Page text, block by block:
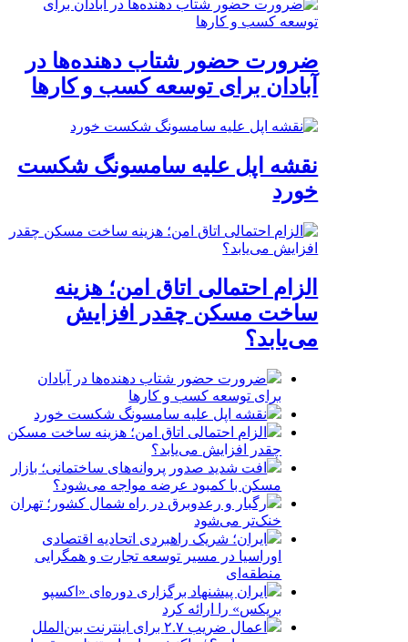
ضرورت حضور شتاب ‌دهنده‌ها در
آبادان برای توسعه کسب‌ و کارها
نقشه اپل علیه سامسونگ شکست
خورد
الزام احتمالی اتاق امن؛ هزینه
ساخت مسکن چقدر افزایش
می‌یابد؟
ضرورت حضور شتاب ‌دهنده‌ها در آبادان
برای توسعه کسب‌ و کارها
نقشه اپل علیه سامسونگ شکست خورد
الزام احتمالی اتاق امن؛ هزینه ساخت مسکن
چقدر افزایش می‌یابد؟
افت شدید صدور پروانه‌های ساختمانی؛ بازار
مسکن با کمبود عرضه مواجه می‌شود؟
رگبار و رعدوبرق در راه شمال کشور؛ تهران
خنک‌تر می‌شود
ایران؛ شریک راهبردی اتحادیه اقتصادی
اوراسیا در مسیر توسعه تجارت و همگرایی
منطقه‌ای
ایران پیشنهاد برگزاری دوره‌ای «اکسپو
بریکس» را ارائه کرد
اعمال ضریب ۲.۷ برای اینترنت بین‌الملل